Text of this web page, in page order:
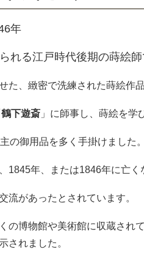
年
れる江戸時代後期の蒔絵師
た、緻密で洗練された蒔絵作
鶴下遊斎 」に師事し、蒔絵を学
の御用品を多く手掛けました。
1845年、または1846年に亡く
流があったとされています。
の博物館や美術館に収蔵され
されました。